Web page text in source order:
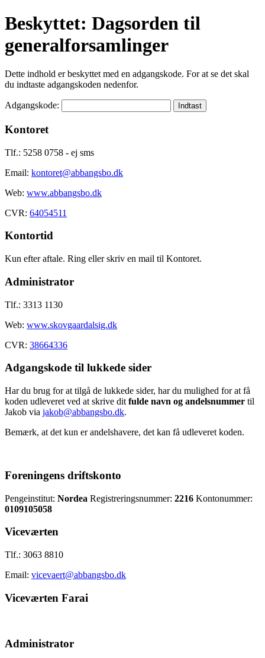
Beskyttet: Dagsorden til
generalforsamlinger
Dette indhold er beskyttet med en adgangskode. For at se det skal
du indtaste adgangskoden nedenfor.
Adgangskode:
Kontoret
Tlf.: 5258 0758 - ej sms
Email: kontoret@abbangsbo.dk
Web: www.abbangsbo.dk
CVR: 64054511
Kontortid
Kun efter aftale. Ring eller skriv en mail til Kontoret.
Administrator
Tlf.: 3313 1130
Web: www.skovgaardalsig.dk
CVR: 38664336
Adgangskode til lukkede sider
Har du brug for at tilgå de lukkede sider, har du mulighed for at få
koden udleveret ved at skrive dit fulde navn og andelsnummer til
Jakob via jakob@abbangsbo.dk.
Bemærk, at det kun er andelshavere, det kan få udleveret koden.
Foreningens driftskonto
Pengeinstitut: Nordea Registreringsnummer: 2216 Kontonummer:
0109105058
Viceværten
Tlf.: 3063 8810
Email: vicevaert@abbangsbo.dk
Viceværten Farai
Administrator